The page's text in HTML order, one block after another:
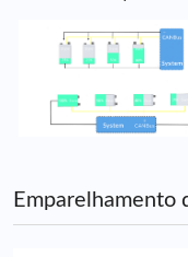
Emparelhamento